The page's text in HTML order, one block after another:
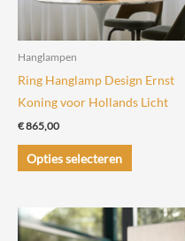
Hanglampen
Ring Hanglamp Design Ernst
Koning voor Hollands Licht
€865,00
Opties selecteren
Dit
product
meerdere